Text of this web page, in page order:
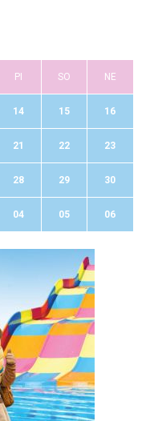
PI SO NE
14 15 16
21 22 23
28 29 30
04 05 06